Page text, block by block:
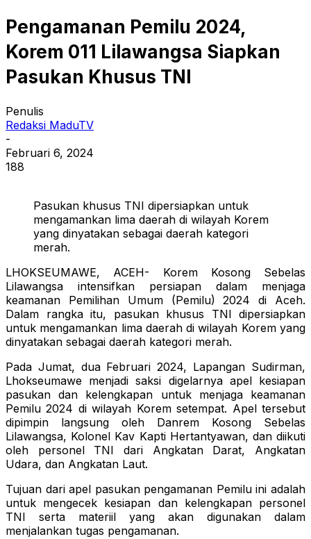
Pengamanan Pemilu 2024,
Korem 011 Lilawangsa Siapkan
Pasukan Khusus TNI
Penulis
Redaksi MaduTV
-
Februari 6, 2024
188
Pasukan khusus TNI dipersiapkan untuk
mengamankan lima daerah di wilayah Korem
yang dinyatakan sebagai daerah kategori
merah.
LHOKSEUMAWE, ACEH- Korem Kosong Sebelas
Lilawangsa intensifkan persiapan dalam menjaga
keamanan Pemilihan Umum (Pemilu) 2024 di Aceh.
Dalam rangka itu, pasukan khusus TNI dipersiapkan
untuk mengamankan lima daerah di wilayah Korem yang
dinyatakan sebagai daerah kategori merah.
Pada Jumat, dua Februari 2024, Lapangan Sudirman,
Lhokseumawe menjadi saksi digelarnya apel kesiapan
pasukan dan kelengkapan untuk menjaga keamanan
Pemilu 2024 di wilayah Korem setempat. Apel tersebut
dipimpin langsung oleh Danrem Kosong Sebelas
Lilawangsa, Kolonel Kav Kapti Hertantyawan, dan diikuti
oleh personel TNI dari Angkatan Darat, Angkatan
Udara, dan Angkatan Laut.
Tujuan dari apel pasukan pengamanan Pemilu ini adalah
untuk mengecek kesiapan dan kelengkapan personel
TNI serta materiil yang akan digunakan dalam
menjalankan tugas pengamanan.